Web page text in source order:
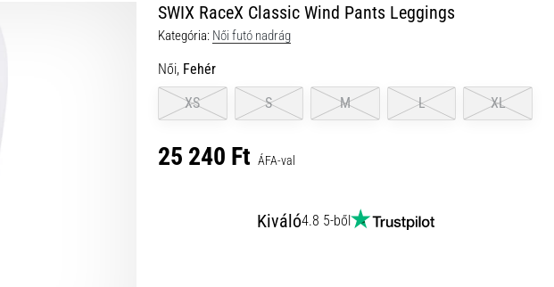
SWIX RaceX Classic Wind Pants Leggings
Kategória: Női futó nadrág
Női, Fehér
XS
S M L XL
25 240 Ft ÁFA-val
Kiváló4.8 5-ből